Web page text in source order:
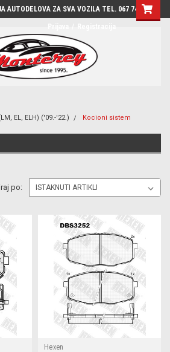
AUTODELOVA ZA SVA VOZILA TEL. 067 7444-780
EL, ELH) ('09.-'22.) Kocioni sistem
po:
Hexen